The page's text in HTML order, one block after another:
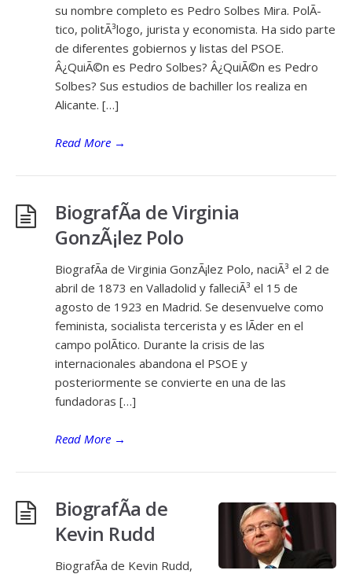
su nombre completo es Pedro Solbes Mira. PolÃ­
tico, politÃ³logo, jurista y economista. Ha sido parte
de diferentes gobiernos y listas del PSOE.
Â¿QuiÃ©n es Pedro Solbes? Â¿QuiÃ©n es Pedro
Solbes? Sus estudios de bachiller los realiza en
Alicante. […]
Read More →
BiografÃ­a de Virginia
GonzÃ¡lez Polo
BiografÃ­a de Virginia GonzÃ¡lez Polo, naciÃ³ el 2 de
abril de 1873 en Valladolid y falleciÃ³ el 15 de
agosto de 1923 en Madrid. Se desenvuelve como
feminista, socialista tercerista y es lÃ­der en el
campo polÃ­tico. Durante la crisis de las
internacionales abandona el PSOE y
posteriormente se convierte en una de las
fundadoras […]
Read More →
BiografÃ­a de
Kevin Rudd
BiografÃ­a de Kevin Rudd,